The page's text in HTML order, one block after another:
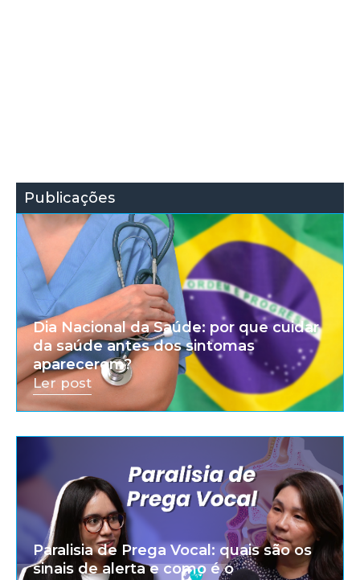
Publicações
Dia Nacional da Saúde: por que cuidar
da saúde antes dos sintomas
aparecerem?
Ler post
Paralisia de Prega Vocal: quais são os
sinais de alerta e como é o